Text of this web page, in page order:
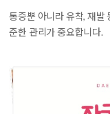
통증뿐 아니라 유착, 재발
준한 관리가 중요합니다.